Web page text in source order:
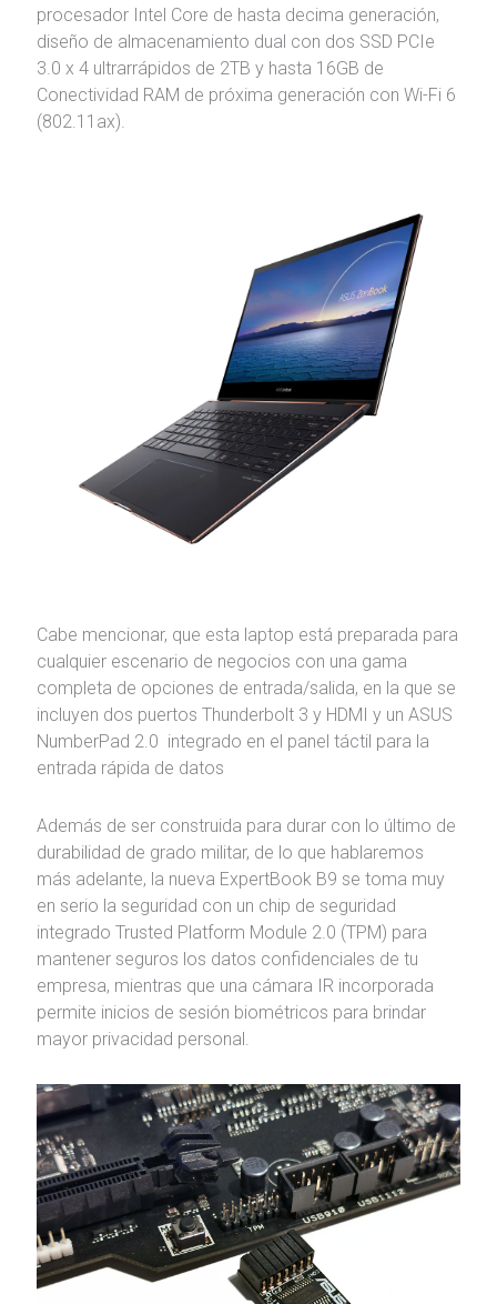
procesador Intel Core de hasta decima generación,
diseño de almacenamiento dual con dos SSD PCIe
3.0 x 4 ultrarrápidos de 2TB y hasta 16GB de
Conectividad RAM de próxima generación con Wi-Fi 6
(802.11ax).
Cabe mencionar, que esta laptop está preparada para
cualquier escenario de negocios con una gama
completa de opciones de entrada/salida, en la que se
incluyen dos puertos Thunderbolt 3 y HDMI y un ASUS
NumberPad 2.0 integrado en el panel táctil para la
entrada rápida de datos
Además de ser construida para durar con lo último de
durabilidad de grado militar, de lo que hablaremos
más adelante, la nueva ExpertBook B9 se toma muy
en serio la seguridad con un chip de seguridad
integrado Trusted Platform Module 2.0 (TPM) para
mantener seguros los datos confidenciales de tu
empresa, mientras que una cámara IR incorporada
permite inicios de sesión biométricos para brindar
mayor privacidad personal.